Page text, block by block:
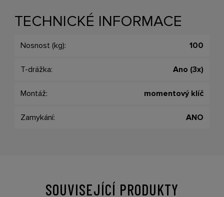
TECHNICKÉ INFORMACE
Nosnost (kg): 100
T-drážka: Ano (3x)
Montáž: momentový klíč
Zamykání: ANO
SOUVISEJÍCÍ PRODUKTY